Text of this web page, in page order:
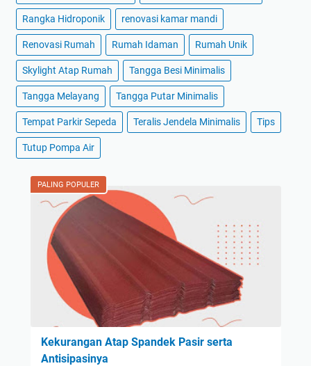
Rangka Hidroponik renovasi kamar mandi
Renovasi Rumah Rumah Idaman Rumah Unik
Skylight Atap Rumah Tangga Besi Minimalis
Tangga Melayang Tangga Putar Minimalis
Tempat Parkir Sepeda Teralis Jendela Minimalis Tips
Tutup Pompa Air
PALING POPULER
Kekurangan Atap Spandek Pasir serta
Antisipasinya